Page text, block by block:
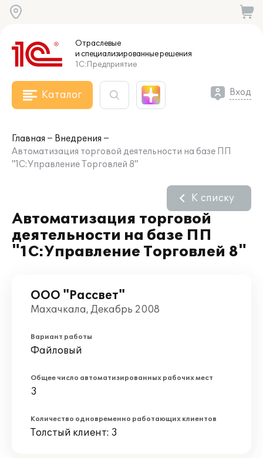
Отраслевые
и специализированныерешения
1С:Предприятие
Каталог Вход
Главная
Внедрения
Автоматизация торговой деятельности на базе ПП
"1С:Управление Торговлей 8"
Автоматизация торговой
деятельности на базе ПП
"1С:Управление Торговлей 8"
К списку
ООО "Рассвет"
Махачкала, Декабрь 2008
Вариант работы
Файловый
Общее число автоматизированных рабочих мест
3
Количество одновременно работающих клиентов
Толстый клиент: 3